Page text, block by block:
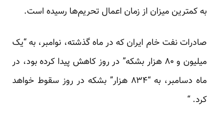
به کمترین میزان از زمان اعمال تحریم‌ها رسیده است.
صادرات نفت خام ایران که در ماه گذشته، نوامبر، به “یک
میلیون و ۸۰ هزار بشکه” در روز کاهش پیدا کرده بود، در
ماه دسامبر، به “۸۳۴ هزار” بشکه در روز سقوط خواهد
کرد. “